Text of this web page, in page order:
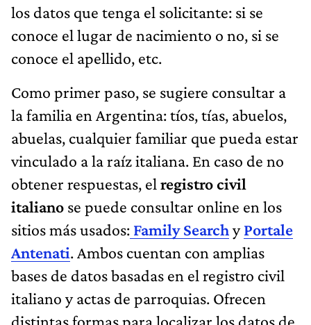
los datos que tenga el solicitante: si se
conoce el lugar de nacimiento o no, si se
conoce el apellido, etc.
Como primer paso, se sugiere consultar a
la familia en Argentina: tíos, tías, abuelos,
abuelas, cualquier familiar que pueda estar
vinculado a la raíz italiana. En caso de no
obtener respuestas, el registro civil
italiano se puede consultar online en los
sitios más usados: Family SearchyPortale
Antenati. Ambos cuentan con amplias
bases de datos basadas en el registro civil
italiano y actas de parroquias. Ofrecen